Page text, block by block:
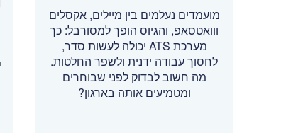
מועמדים נעלמים בין מיילים, אקסלים
ווואטסאפ, והגיוס הופך למסורבל: כך
מערכת ATS יכולה לעשות סדר,
לחסוך עבודה ידנית ולשפר החלטות.
מה חשוב לבדוק לפני שבוחרים
ומטמיעים אותה בארגון?